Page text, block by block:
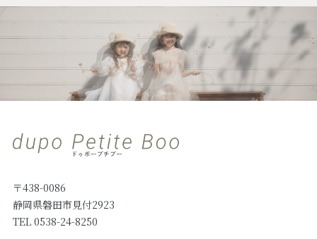
〒438-0086
静岡県磐田市見付2923
TEL 0538-24-8250